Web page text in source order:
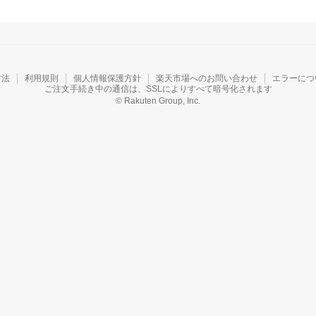
利用規則 個人情報保護方針 楽天市場へのお問い合わせ
エラーに
ご注文手続き中の通信は、SSLによりすべて暗号化されます
© Rakuten Group, Inc.